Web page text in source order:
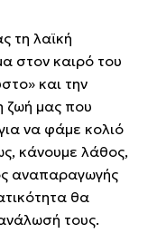
τη λαϊκή
στον καιρό του
και την
ζωή μας που
να φάμε κολιό
κάνουμε λάθος,
αναπαραγωγής
θα
τους.